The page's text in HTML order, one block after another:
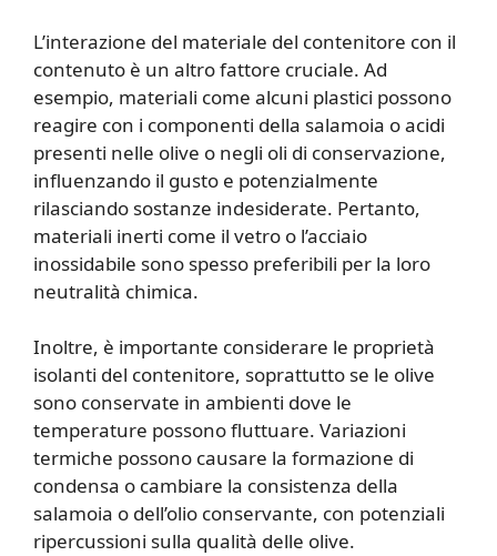
L’interazione del materiale del contenitore con il
contenuto è un altro fattore cruciale. Ad
esempio, materiali come alcuni plastici possono
reagire con i componenti della salamoia o acidi
presenti nelle olive o negli oli di conservazione,
influenzando il gusto e potenzialmente
rilasciando sostanze indesiderate. Pertanto,
materiali inerti come il vetro o l’acciaio
inossidabile sono spesso preferibili per la loro
neutralità chimica.
Inoltre, è importante considerare le proprietà
isolanti del contenitore, soprattutto se le olive
sono conservate in ambienti dove le
temperature possono fluttuare. Variazioni
termiche possono causare la formazione di
condensa o cambiare la consistenza della
salamoia o dell’olio conservante, con potenziali
ripercussioni sulla qualità delle olive.